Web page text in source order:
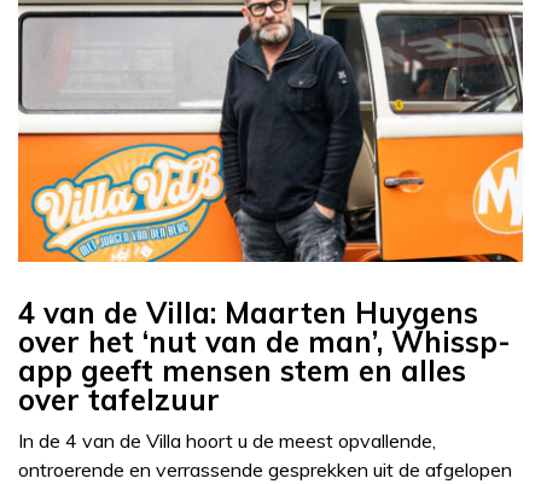
4 van de Villa: Maarten Huygens
over het ‘nut van de man’, Whissp-
app geeft mensen stem en alles
over tafelzuur
In de 4 van de Villa hoort u de meest opvallende,
ontroerende en verrassende gesprekken uit de afgelopen